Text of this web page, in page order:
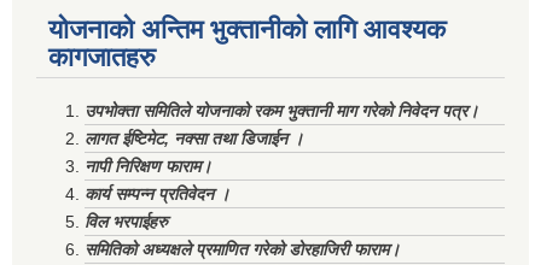
योजनाको अन्तिम भुक्तानीको लागि आवश्यक
कागजातहरु
उपभोक्ता समितिले योजनाको रकम भुक्तानी माग गरेको निवेदन पत्र।
लागत ईष्टिमेट, नक्सा तथा डिजाईन ।
नापी निरिक्षण फाराम।
कार्य सम्पन्न प्रतिवेदन ।
विल भरपाईहरु
समितिको अध्यक्षले प्रमाणित गरेको डोरहाजिरी फाराम।